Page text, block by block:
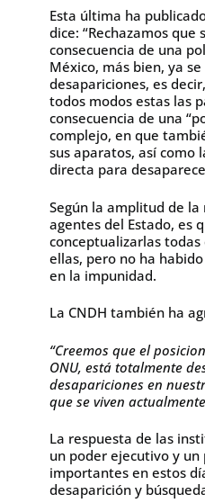
Esta última ha
dice: “Rechazamos
consecuencia de una
México, más bien, ya
desapariciones, es
todos modos estas las
consecuencia de una
complejo, en que
sus aparatos, así como
directa para
Según la amplitud de
agentes del Estado, es
conceptualizarlas
ellas, pero no ha
en la impunidad.
La CNDH también ha
“Creemos que el
ONU, está totalmente
desapariciones en
que se viven
La respuesta de las
un poder ejecutivo y
importantes en estos
desaparición y